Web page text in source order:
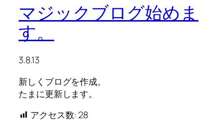
マジックブログ始めま
す。
3.8.13
新しくブログを作成。
たまに更新します。
アクセス数: 28